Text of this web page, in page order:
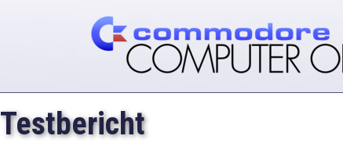
Testbericht